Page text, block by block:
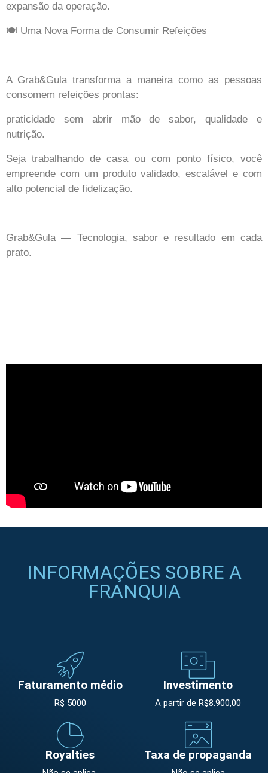
expansão da operação.
🍽️ Uma Nova Forma de Consumir Refeições
A Grab&Gula transforma a maneira como as pessoas
consomem refeições prontas:
praticidade sem abrir mão de sabor, qualidade e
nutrição.
Seja trabalhando de casa ou com ponto físico, você
empreende com um produto validado, escalável e com
alto potencial de fidelização.
Grab&Gula — Tecnologia, sabor e resultado em cada
prato.
INFORMAÇÕES SOBRE A
FRANQUIA
Faturamento médio
R$ 5000
Investimento
A partir de R$8.900,00
Royalties Taxa de propaganda